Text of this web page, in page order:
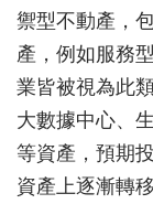
禦型不動產，
產，例如服務
業皆被視為此
大數據中心、
等資產，預期
資產上逐漸轉